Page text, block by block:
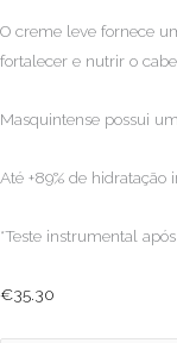
O creme leve fornece
fortalecer e nutrir o
Masquintense possui
Até +89% de hidratação
*Teste instrumental
€35.30